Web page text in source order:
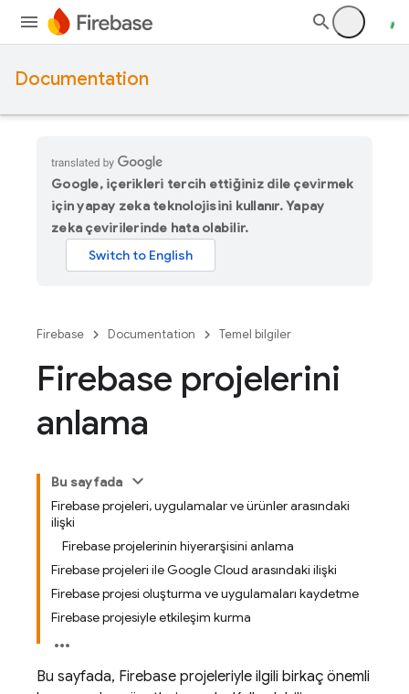
Documentation
Google, içerikleri tercih ettiğiniz dile çevirmek
için yapay zeka teknolojisini kullanır. Yapay
zeka çevirilerinde hata olabilir.
Firebase Documentation Temel bilgiler
Firebase projelerini
anlama
Bu sayfada
Firebase projeleri, uygulamalar ve ürünler arasındaki
ilişki
Firebase projelerinin hiyerarşisini anlama
Firebase projeleri ile Google Cloud arasındaki ilişki
Firebase projesi oluşturma ve uygulamaları kaydetme
Firebase projesiyle etkileşim kurma
Bu sayfada, Firebase projeleriyle ilgili birkaç önemli